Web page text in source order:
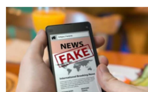
ПОДКАСТ ЗОШТО?
СЛЕДЕТЕ НЕ
РСЕ веб страници